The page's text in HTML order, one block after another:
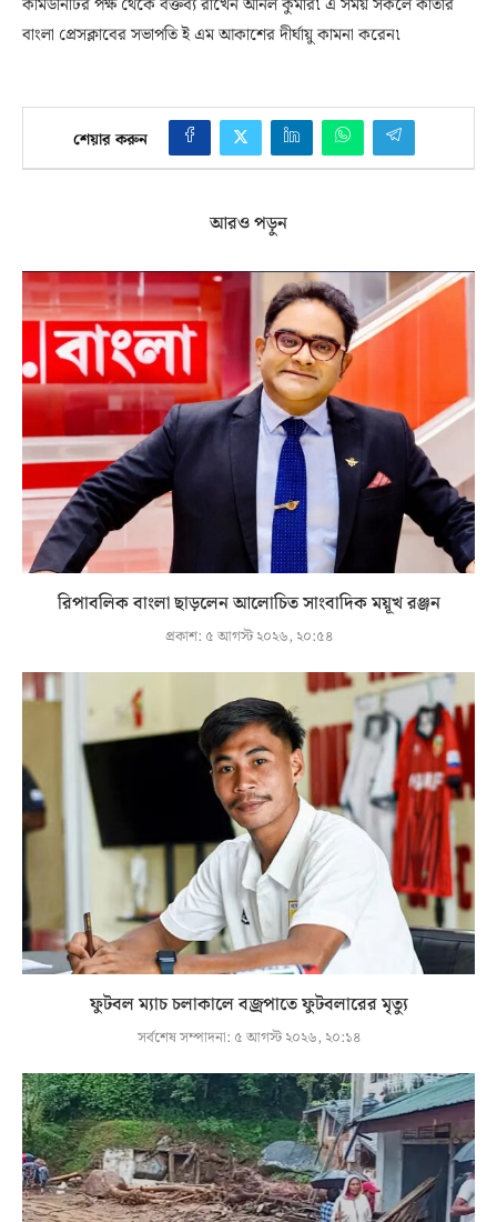
কমিউনিটির পক্ষ থেকে বক্তব্য রাখেন অনিল কুমার৷ এ সময় সকলে কাতার
বাংলা প্রেসক্লাবের সভাপতি ই এম আকাশের দীর্ঘায়ু কামনা করেন৷
শেয়ার করুন
আরও পড়ুন
রিপাবলিক বাংলা ছাড়লেন আলোচিত সাংবাদিক ময়ূখ রঞ্জন
প্রকাশ: ৫ আগস্ট ২০২৬, ২০:৫৪
ফুটবল ম্যাচ চলাকালে বজ্রপাতে ফুটবলারের মৃত্যু
সর্বশেষ সম্পাদনা: ৫ আগস্ট ২০২৬, ২০:১৪